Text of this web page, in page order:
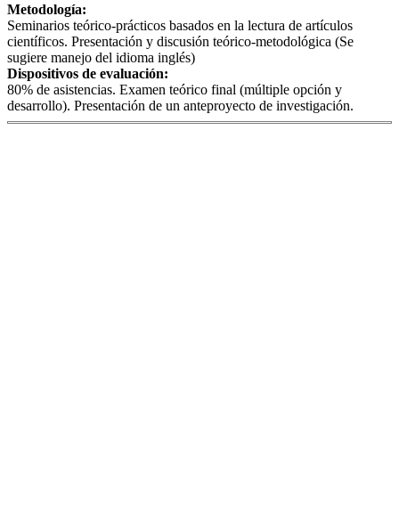
Metodología:
Seminarios teórico-prácticos basados en la lectura de artículos
científicos. Presentación y discusión teórico-metodológica (Se
sugiere manejo del idioma inglés)
Dispositivos de evaluación:
80% de asistencias. Examen teórico final (múltiple opción y
desarrollo). Presentación de un anteproyecto de investigación.